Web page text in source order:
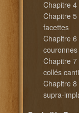
Chapitre
Chapitre
facettes
Chapitre
Chapitre
collés
Chapitre
supra-